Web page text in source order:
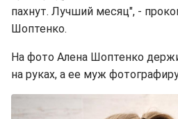
пахнут. Лучший месяц", -
Шоптенко.
На фото Алена Шоптенко
на руках, а ее муж